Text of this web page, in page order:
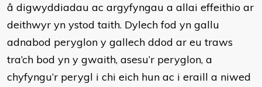
â digwyddiadau ac argyfyngau a allai effeithio ar
deithwyr yn ystod taith. Dylech fod yn gallu
adnabod peryglon y gallech ddod ar eu traws
tra’ch bod yn y gwaith, asesu’r peryglon, a
chyfyngu’r perygl i chi eich hun ac i eraill a niwed